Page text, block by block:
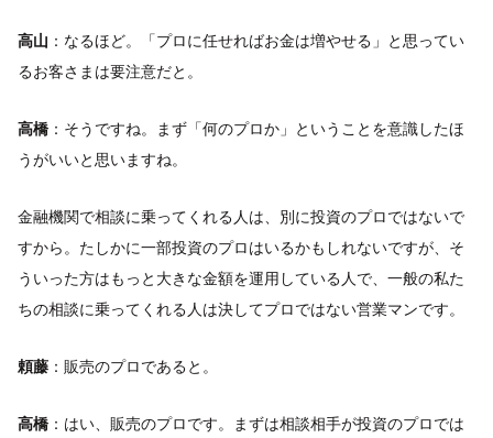
高山 ：なるほど。「プロに任せればお金は増やせる」と思ってい
るお客さまは要注意だと。
高橋 ：そうですね。まず「何のプロか」ということを意識したほ
うがいいと思いますね。
金融機関で相談に乗ってくれる人は、別に投資のプロではないで
すから。たしかに一部投資のプロはいるかもしれないですが、そ
ういった方はもっと大きな金額を運用している人で、一般の私た
ちの相談に乗ってくれる人は決してプロではない営業マンです。
頼藤 ：販売のプロであると。
高橋 ：はい、販売のプロです。まずは相談相手が投資のプロでは